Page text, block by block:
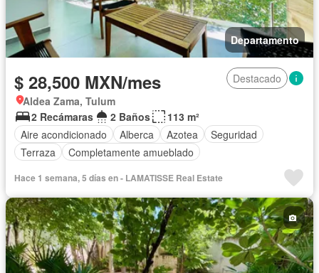
Departamento
$ 28,500 MXN/mes
Destacado
Aldea Zama, Tulum
2 Recámaras
2 Baños
113 m²
Aire acondicionado
Alberca Azotea
Seguridad
Terraza
Completamente amueblado
Hace 1 semana, 5 días en - LAMATISSE Real Estate